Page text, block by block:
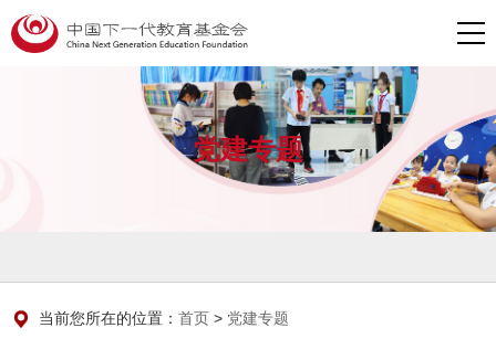
党建专题
当前您所在的位置： 首页 > 党建专题